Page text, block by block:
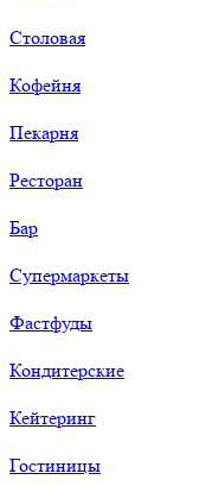
Столовая
Кофейня
Пекарня
Ресторан
Бар
Супермаркеты
Фастфуды
Кондитерские
Кейтеринг
Гостиницы